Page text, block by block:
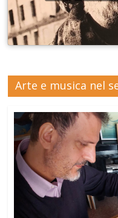
Arte e musica nel